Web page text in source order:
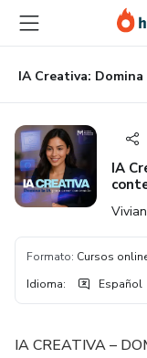
principal
página
de
página
IA
Formato: Cursos
Idioma: Español
IA CREATIVA –